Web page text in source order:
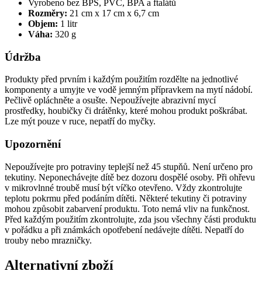
Vyrobeno bez BPS, PVC, BPA a ftalátů
Rozměry: 21 cm x 17 cm x 6,7 cm
Objem: 1 litr
Váha: 320 g
Údržba
Produkty před prvním i každým použitím rozdělte na jednotlivé
komponenty a umyjte ve vodě jemným přípravkem na mytí nádobí.
Pečlivě opláchněte a osušte. Nepoužívejte abrazivní mycí
prostředky, houbičky či drátěnky, které mohou produkt poškrábat.
Lze mýt pouze v ruce, nepatří do myčky.
Upozornění
Nepoužívejte pro potraviny teplejší než 45 stupňů. Není určeno pro
tekutiny. Neponechávejte dítě bez dozoru dospělé osoby. Při ohřevu
v mikrovlnné troubě musí být víčko otevřeno. Vždy zkontrolujte
teplotu pokrmu před podáním dítěti. Některé tekutiny či potraviny
mohou způsobit zabarvení produktu. Toto nemá vliv na funkčnost.
Před každým použitím zkontrolujte, zda jsou všechny části produktu
v pořádku a při známkách opotřebení nedávejte dítěti. Nepatří do
trouby nebo mrazničky.
Alternativní zboží